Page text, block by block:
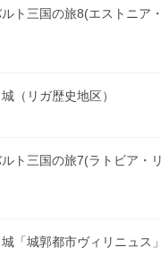
ト三国の旅8(エストニア
（リガ歴史地区）
ト三国の旅7(ラトビア・
「城郭都市ヴィリニュス」